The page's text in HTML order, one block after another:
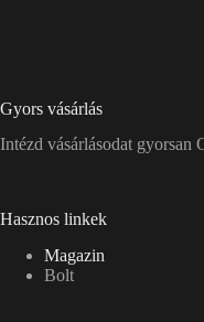
Gyors vásárlás
Intézd vásárlásodat gyorsan
Hasznos linkek
Magazin
Bolt